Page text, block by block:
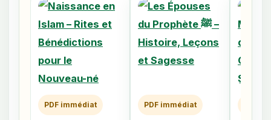
PDF immédiat PDF immédiat